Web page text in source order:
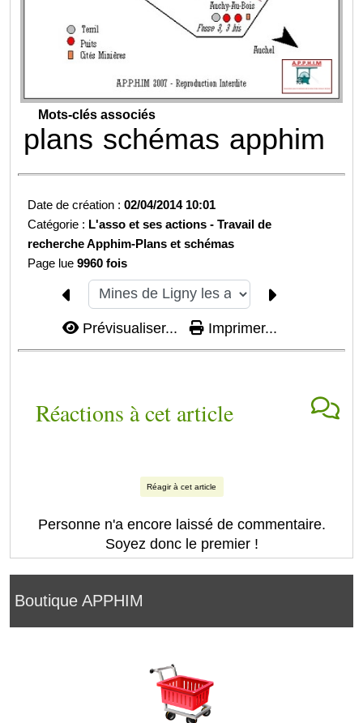
Boutique APPHIM
Mots-clés associés
plans schémas apphim
Date de création :02/04/2014 10:01
Catégorie : L'asso et ses actions -Travail de
recherche Apphim-Plans et schémas
Page lue9960 fois
Prévisualiser... Imprimer...
Réactions à cet article
Réagir à cet article
Personne n'a encore laissé de commentaire.
Soyez donc le premier !